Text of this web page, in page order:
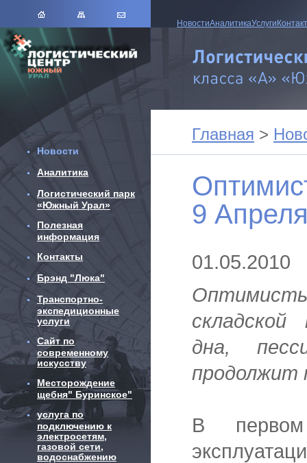
НовостиАналитикаУслуги
Новости
Аналитика
Логистический парк
«Южный Урал»
Полезная
информация
Контакты
Брэнд "Люка"
Транспортно-
экспедиционные
услуги
Сайт по
современному
искусству
Месторождение
щебня" Буринское"
услуга по
подключению к
электросетям,
газовой сети,
водоснабжению
Главная >
9
01.05.2010
дна,
продолжит
В